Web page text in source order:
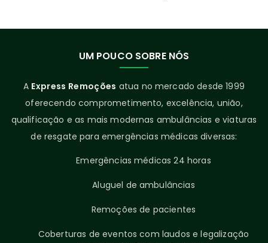
UM POUCO SOBRE NÓS
A Express Remoções atua no mercado desde 1999
oferecendo comprometimento, excelência, união,
qualificação e as mais modernas ambulâncias e viaturas
de resgate para emergências médicas diversas:
Emergências médicas 24 horas
Aluguel de ambulâncias
Remoções de pacientes
Coberturas de eventos com laudos e legalização